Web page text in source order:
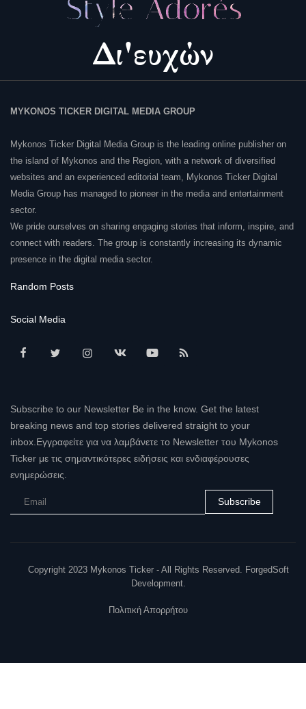
MYKONOS TICKER DIGITAL MEDIA GROUP
Mykonos Ticker Digital Media Group is the leading online publisher on
the island of Mykonos and the Region, with a network of diversified
websites and an experienced editorial team, Mykonos Ticker Digital
Media Group has managed to pioneer in the media and entertainment
sector.
We pride ourselves on sharing engaging stories that inform, inspire, and
connect with readers. The group is constantly increasing its dynamic
presence in the digital media sector.
Random Posts
Social Media
Subscribe to our Newsletter Be in the know. Get the latest
breaking news and top stories delivered straight to your
inbox.Εγγραφείτε για να λαμβάνετε το Newsletter του Mykonos
Ticker με τις σημαντικότερες ειδήσεις και ενδιαφέρουσες
ενημερώσεις.
Subscribe
Copyright 2023 Mykonos Ticker - All Rights Reserved. ForgedSoft
Development.
Πολιτική Απορρήτου